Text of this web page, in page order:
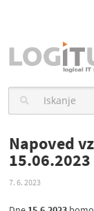
Napoved
15.06.2023
7. 6. 2023